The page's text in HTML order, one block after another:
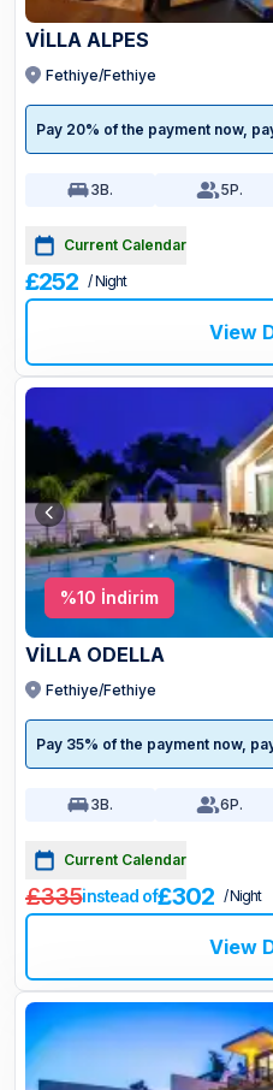
VİLLA ALPES
Fethiye/Fethiye
Pay 20% of the payment now,
3B. 5P.
Current Calendar
£252 / Night
View
%10 İndirim
VİLLA ODELLA
Fethiye/Fethiye
Pay 35% of the payment now,
3B. 6P.
Current Calendar
£335instead of£302 / Night
View